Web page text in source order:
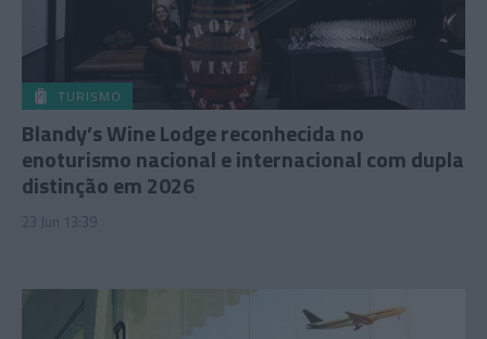
TURISMO
Blandy’s Wine Lodge reconhecida no
enoturismo nacional e internacional com dupla
distinção em 2026
23 Jun 13:39